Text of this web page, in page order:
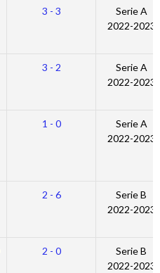
3 - 3
Serie A
2022-2023
3 - 2
Serie A
2022-2023
1 - 0
Serie A
2022-2023
2 - 6
Serie B
2022-2023
2 - 0
Serie B
2022-2023